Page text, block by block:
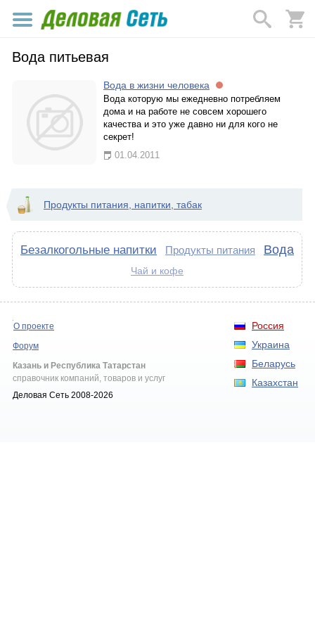
Вода питьевая
Вода в жизни человека
Вода которую мы ежедневно потребляем
дома и на работе не совсем хорошего
качества и это уже давно ни для кого не
секрет!
01.04.2011
Продукты питания, напитки, табак
Безалкогольные напитки Продукты питания Вода
Чай и кофе
Россия
Украина
Беларусь
Казахстан
О проекте
Форум
Казань и Республика Татарстан
справочник компаний, товаров и услуг
Деловая Сеть 2008-2026